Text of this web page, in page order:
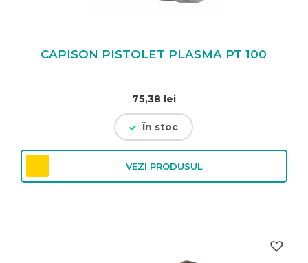
CAPISON PISTOLET PLASMA PT 100
75,38 lei
În stoc
VEZI PRODUSUL